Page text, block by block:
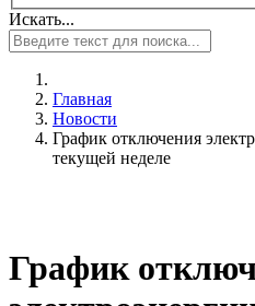
Искать...
Главная
Новости
График отключения
текущей неделе
График